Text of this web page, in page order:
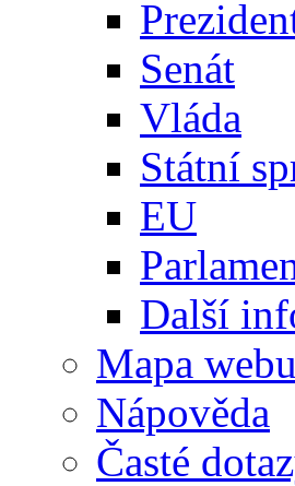
Senát
Vláda
Státní
EU
Další
Mapa webu
Nápověda
Časté